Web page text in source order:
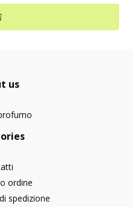
us
ordine
spedizione